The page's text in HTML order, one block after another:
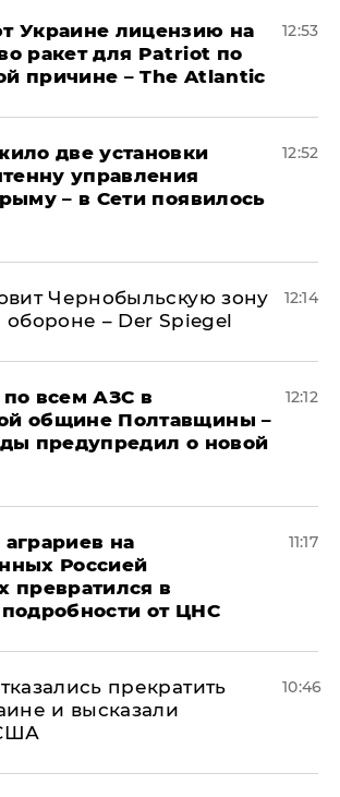
Украине лицензию на
ракет для Patriot по
причине – The Atlantic
12:53
две установки
управления
– в Сети появилось
12:52
Чернобыльскую зону
обороне – Der Spiegel
12:14
всем АЗС в
общине Полтавщины –
предупредил о новой
12:12
на
Россией
превратился в
от ЦНС
11:17
прекратить
и высказали
10:46